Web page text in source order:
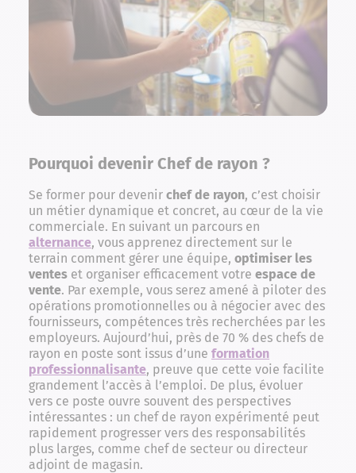
Pourquoi devenir Chef de rayon ?
Se former pour devenir chef de rayon, c’est choisir
un métier dynamique et concret, au cœur de la vie
commerciale. En suivant un parcours en
alternance, vous apprenez directement sur le
terrain comment gérer une équipe, optimiser les
ventes et organiser efficacement votre espace de
vente. Par exemple, vous serez amené à piloter des
opérations promotionnelles ou à négocier avec des
fournisseurs, compétences très recherchées par les
employeurs. Aujourd’hui, près de 70 % des chefs de
rayon en poste sont issus d’une formation
professionnalisante, preuve que cette voie facilite
grandement l’accès à l’emploi. De plus, évoluer
vers ce poste ouvre souvent des perspectives
intéressantes : un chef de rayon expérimenté peut
rapidement progresser vers des responsabilités
plus larges, comme chef de secteur ou directeur
adjoint de magasin.